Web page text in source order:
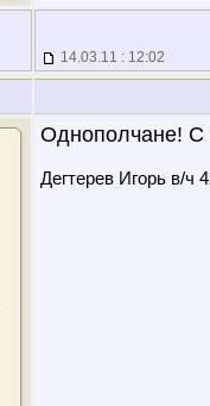
14.03.11 : 12:02
Однополчане! С
Дегтерев Игорь в/ч